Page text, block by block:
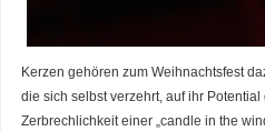
Kerzen gehören zum Weihnachtsfest
die sich selbst verzehrt, auf ihr
Zerbrechlichkeit einer „candle in the